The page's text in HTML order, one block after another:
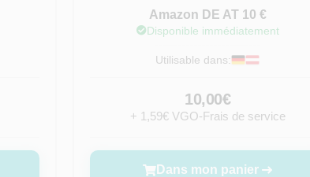
Amazon DE AT 10 €
Disponible immédiatement
Utilisable dans:
10,00€
+ 1,59€ VGO-Frais de service
Dans mon panier